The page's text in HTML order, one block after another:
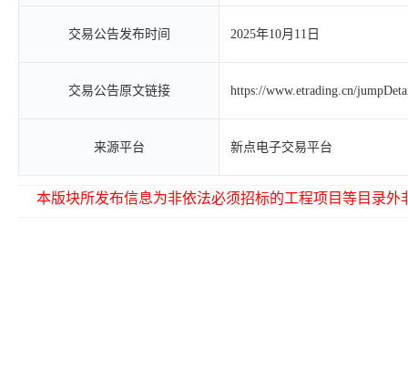
交易公告发布时间 2025年10月11日
交易公告原文链接 https://www.etrading.cn/
来源平台 新点电子交易平台
本版块所发布信息为非依法必须招标的工程项目等目录